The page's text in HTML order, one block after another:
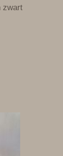
zwart